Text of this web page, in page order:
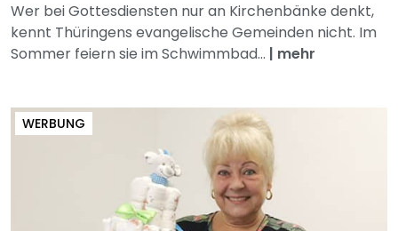
Wer bei Gottesdiensten nur an Kirchenbänke denkt,
kennt Thüringens evangelische Gemeinden nicht. Im
Sommer feiern sie im Schwimmbad... | mehr
WERBUNG